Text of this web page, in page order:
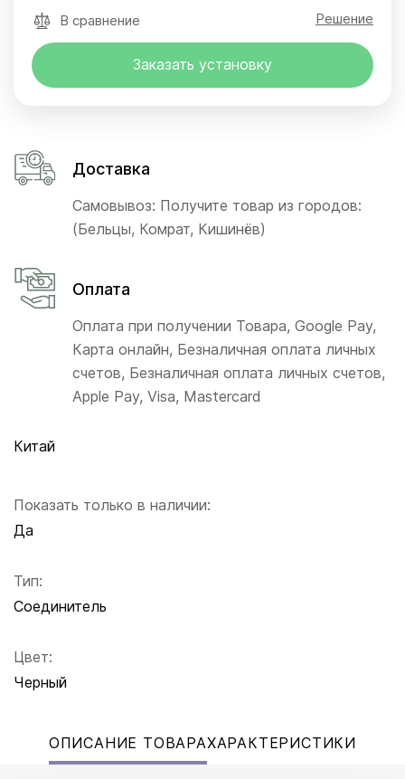
Китай
Показать только в наличии:
Да
Тип:
Соединитель
Цвет:
Черный
В сравнение Решение
Заказать установку
Доставка
Самовывоз: Получите товар из городов:
(Бельцы, Комрат, Кишинёв)
Оплата
Оплата при получении Товара, Google Pay,
Карта онлайн, Безналичная оплата личных
счетов, Безналичная оплата личных счетов,
Apple Pay, Visa, Mastercard
ОПИСАНИЕ ТОВАРАХАРАКТЕРИСТИКИ